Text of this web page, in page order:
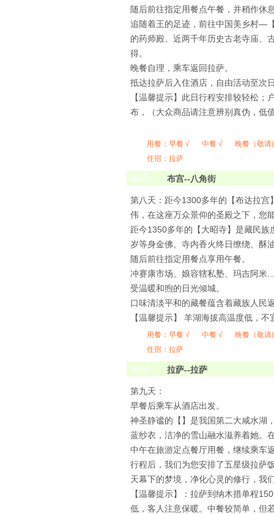
随后前往指定用餐点午餐，并稍作休
追随着王的足迹，前往中国美乡村—
的药师殿、近两千年历史古老寺庙
得。
晚餐自理，乘车返回拉萨。
抵达拉萨后入住酒店，自由活动至次
【温馨提示】此日行程安排较轻松
布，（大众商品请注意辨别真伪，低
用餐： 早餐 √ 中餐 √
晚餐（敬请
住宿：拉萨
第8 天 布宫--八角街
第八天：距今1300多年的【布达拉
伟，在这座万众景仰的圣殿之下，您
距今1350多年的【大昭寺】是藏民族
岁等身金佛。寺内香火终日缭绕、酥
随后前往指定用餐点享用午餐。
冲赛康市场、娘容辖私塾、玛吉阿米
受温暖和煦的日光倾城。
口味清淡平和的藏餐蕴含着藏族人民
【温馨提示】 羊湖海拔高温度低，
用餐： 早餐 √ 中餐 √
晚餐（敬请
住宿：拉萨
第9天 拉萨--拉萨
第九天：
早餐后乘车从酒店出发。
神圣静谧的【】是我国第二大咸水湖
蓝纱衣，洁净的雪山融水滋养着她。
中午在旅游定点餐厅用餐，继续乘车
行程后，我们为您安排了五星级拉萨
天幕下的梦境，净化心灵的修行，我
【温馨提示】：拉萨到纳木措单程
低，客人注意保暖。中餐较简单，但